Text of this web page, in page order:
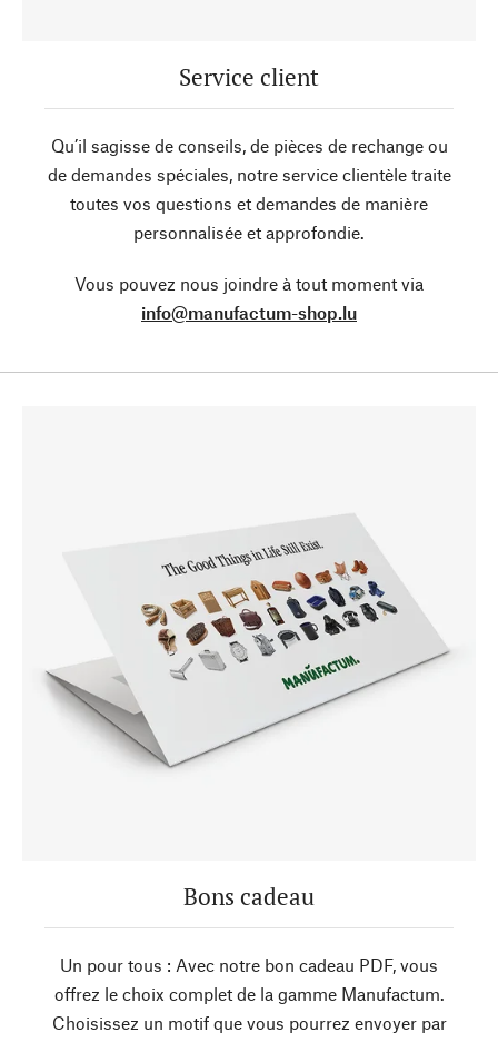
Service client
Qu’il sagisse de conseils, de pièces de rechange ou
de demandes spéciales, notre service clientèle traite
toutes vos questions et demandes de manière
personnalisée et approfondie.
Vous pouvez nous joindre à tout moment via
info@manufactum-shop.lu
Bons cadeau
Un pour tous : Avec notre bon cadeau PDF, vous
offrez le choix complet de la gamme Manufactum.
Choisissez un motif que vous pourrez envoyer par